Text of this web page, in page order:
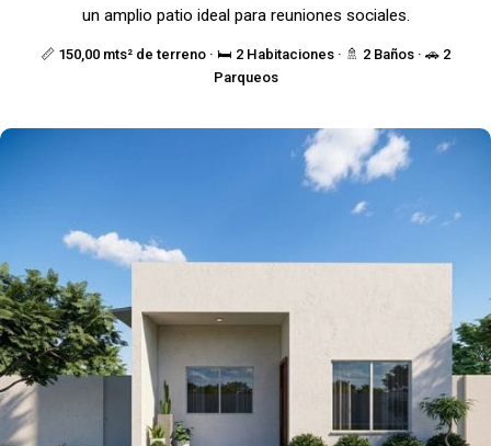
📏 150,00 mts² de terreno · 🛏️ 2 Habitaciones · 🚿 2 Baños · 🚗 2
Parqueos
un amplio patio ideal para reuniones sociales.